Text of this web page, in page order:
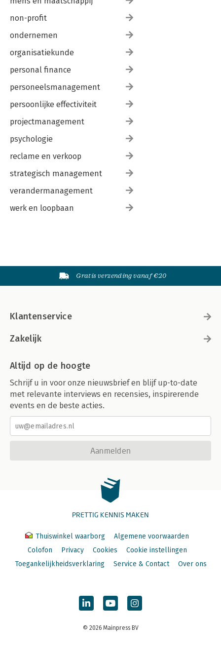
non-profit
ondernemen
organisatiekunde
personal finance
personeelsmanagement
persoonlijke effectiviteit
projectmanagement
psychologie
reclame en verkoop
strategisch management
verandermanagement
werk en loopbaan
Gratis verzending vanaf €20
Klantenservice
Zakelijk
Altijd op de hoogte
Schrijf u in voor onze nieuwsbrief en blijf up-to-date
met relevante interviews en recensies, inspirerende
events en de beste acties.
Aanmelden
PRETTIG KENNIS MAKEN
Thuiswinkel waarborg
Algemene voorwaarden
Colofon
Privacy Cookies
Cookie instellingen
Toegankelijkheidsverklaring
Service & Contact Over ons
© 2026 Mainpress BV